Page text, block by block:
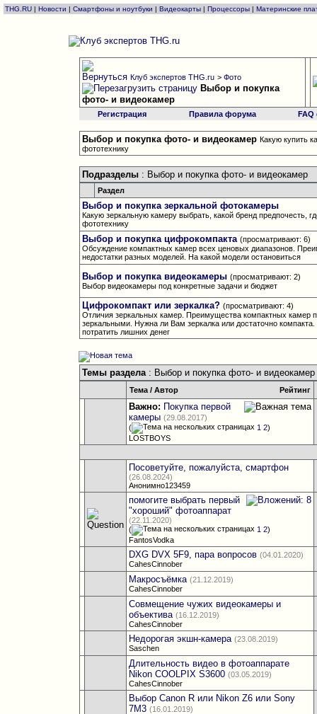
THG.RU | Новости | Смартфоны и ноутбуки | Видеокарты | Процессоры | Материнские
Клуб экспертов THG.ru > Фото
Выбор и покупка
фото- и видеокамер
Регистрация Правила форума
Выбор и покупка фото- и видеокамер Какую купить
фототехнику
Подразделы: Выбор и покупка фото- и видеокамер
Раздел
Выбор и покупка зеркальной фотокамеры
Какую зеркальную камеру выбрать, какой бренд предпочесть,
фототехнику
Выбор и покупка цифрокомпакта (просматривают: 6)
Обсуждение компактных камер всех ценовых диапазонов.
недостатки разных моделей. На какой модели остановиться
Выбор и покупка видеокамеры (просматривают: 2)
Выбор видеокамеры под конкретные задачи и бюджет
Цифрокомпакт или зеркалка? (просматривают: 4)
Отличия зеркальных камер. Преимущества компактных камер
зеркальными. Нужна ли Вам зеркалка или достаточно компакта.
потратить лишних денег
Темы раздела: Выбор и покупка фото- и видеокамер
Рейтинг
Тема/ Автор
Важно: Покупка первой
камеры (29.08.2017)
(
1 2)
LOSTBOYS
Посоветуйте, пожалуйста, смартфон
(26.08.2024)
Анонимно123459
помогите выбрать первый
"хороший" фотоаппарат
(22.11.2020)
(
1 2)
FantosVodka
DXG DVX 5F9, пара вопросов (04.01.2020)
CahesCinnober
Макросъёмка (21.12.2019)
CahesCinnober
Совмещение чужих видеокамеры и
объектива (16.12.2019)
CahesCinnober
Недорогая экшн-камера (23.08.2019)
Saschen
Длительность видео в фотоаппарате
Nikon COOLPIX S3600 (03.05.2019)
CahesCinnober
Выбор Canon R или Nikon Z6 или Sony
7M3 (16.01.2019)